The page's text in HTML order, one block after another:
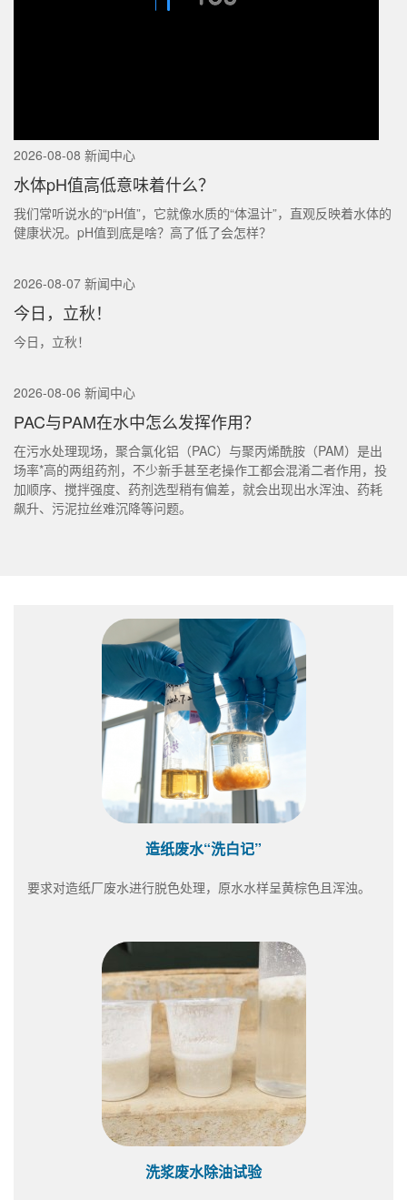
2026-08-08 新闻中心
水体pH值高低意味着什么？
我们常听说水的“pH值”，它就像水质的“体温计”，直观反映着水体的
健康状况。pH值到底是啥？高了低了会怎样？
2026-08-07 新闻中心
今日，立秋！
今日，立秋！
2026-08-06 新闻中心
PAC与PAM在水中怎么发挥作用？
在污水处理现场，聚合氯化铝（PAC）与聚丙烯酰胺（PAM）是出
场率*高的两组药剂，不少新手甚至老操作工都会混淆二者作用，投
加顺序、搅拌强度、药剂选型稍有偏差，就会出现出水浑浊、药耗
飙升、污泥拉丝难沉降等问题。
造纸废水“洗白记”
要求对造纸厂废水进行脱色处理，原水水样呈黄棕色且浑浊。
洗浆废水除油试验